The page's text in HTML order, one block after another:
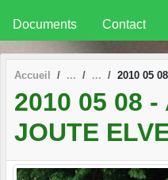
Documents Contact
Accueil 2010 05
2010 05 08 -
JOUTE